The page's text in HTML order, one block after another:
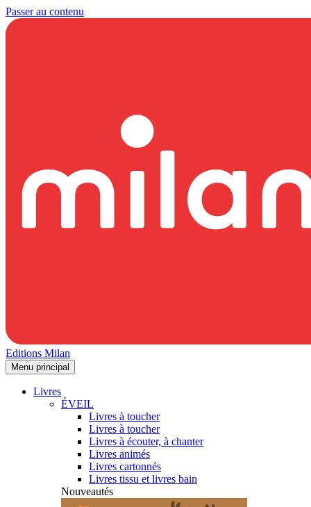
Passer au contenu
Editions Milan
Menu principal
Livres
ÉVEIL
Livres à toucher
Livres à toucher
Livres à écouter, à chanter
Livres animés
Livres cartonnés
Livres tissu et livres bain
Nouveautés